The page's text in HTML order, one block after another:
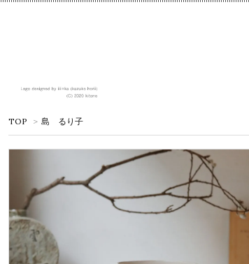
TOP > 島 るり子